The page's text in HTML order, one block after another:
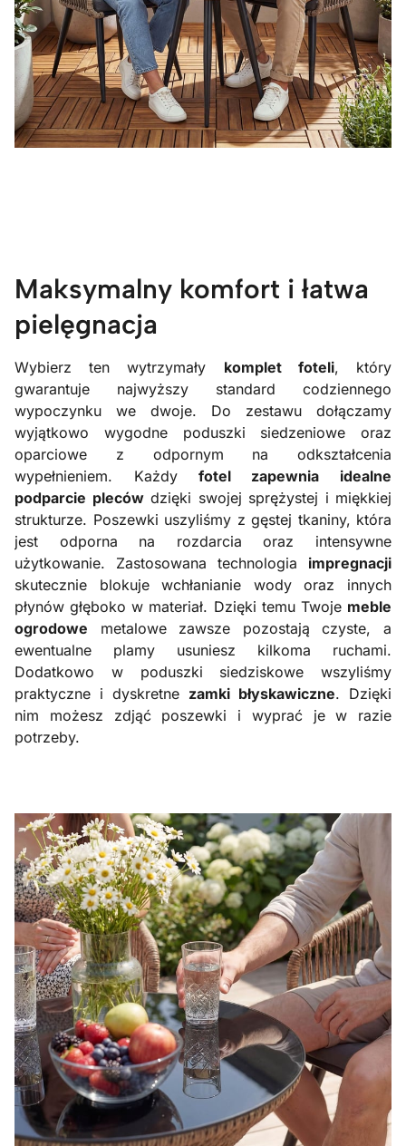
Maksymalny komfort i łatwa
pielęgnacja
Wybierz ten wytrzymały komplet foteli, który
gwarantuje najwyższy standard codziennego
wypoczynku we dwoje. Do zestawu dołączamy
wyjątkowo wygodne poduszki siedzeniowe oraz
oparciowe z odpornym na odkształcenia
wypełnieniem. Każdyfotel zapewnia idealne
podparcie plecówdzięki swojej sprężystej i miękkiej
strukturze. Poszewki uszyliśmy z gęstej tkaniny, która
jest odporna na rozdarcia oraz intensywne
użytkowanie. Zastosowana technologia impregnacji
skutecznie blokuje wchłanianie wody oraz innych
płynów głęboko w materiał. Dzięki temu Twoje meble
ogrodowe metalowe zawsze pozostają czyste, a
ewentualne plamy usuniesz kilkoma ruchami.
Dodatkowo w poduszki siedziskowe wszyliśmy
praktyczne i dyskretne zamki błyskawiczne. Dzięki
nim możesz zdjąć poszewki i wyprać je w razie
potrzeby.